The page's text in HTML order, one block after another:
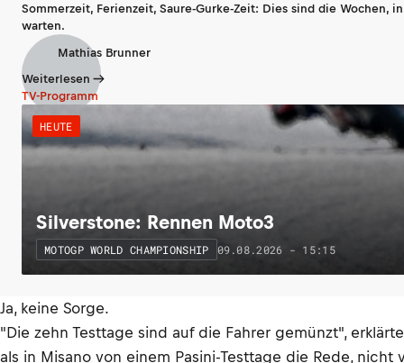
Sommerzeit, Ferienzeit, Saure-Gurke-Zeit: Dies sind die
warten.
Mathias Brunner
Weiterlesen
TV-Programm
HEUTE
Silverstone: Rennen Moto3
MOTOGP WORLD CHAMPIONSHIP 09.08.2026 - 15:15
Ja, keine Sorge.
"Die zehn Testtage sind auf die Fahrer gemünzt",
als in Misano von einem Pasini-Testtage die Rede,